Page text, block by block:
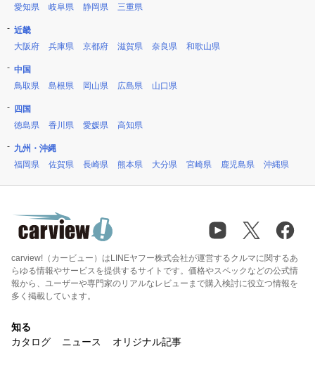
愛知県
岐阜県 静岡県 三重県
近畿
大阪府
兵庫県 京都府 滋賀県 奈良県 和歌山県
中国
鳥取県
島根県 岡山県 広島県 山口県
四国
徳島県
香川県 愛媛県 高知県
九州・沖縄
福岡県
佐賀県 長崎県 熊本県 大分県 宮崎県 鹿児島県 沖縄県
carview!（カービュー）はLINEヤフー株式会社が運営するクルマに関するあ
らゆる情報やサービスを提供するサイトです。価格やスペックなどの公式情
報から、ユーザーや専門家のリアルなレビューまで購入検討に役立つ情報を
多く掲載しています。
知る
カタログ
ニュース オリジナル記事